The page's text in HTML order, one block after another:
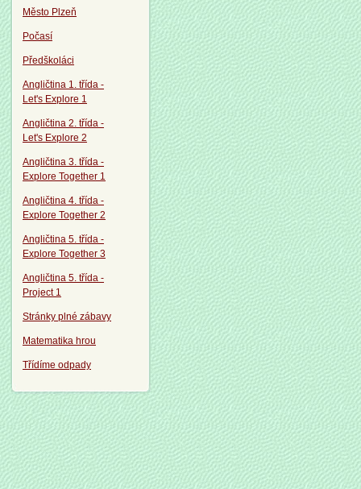
Město Plzeň
Počasí
Předškoláci
Angličtina 1. třída -
Let's Explore 1
Angličtina 2. třída -
Let's Explore 2
Angličtina 3. třída -
Explore Together 1
Angličtina 4. třída -
Explore Together 2
Angličtina 5. třída -
Explore Together 3
Angličtina 5. třída -
Project 1
Stránky plné zábavy
Matematika hrou
Třídíme odpady